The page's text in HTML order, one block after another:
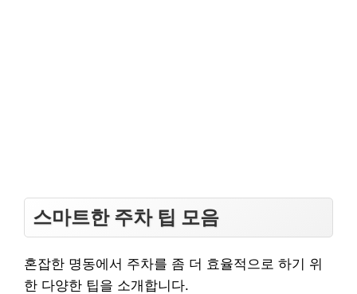
스마트한 주차 팁 모음
혼잡한 명동에서 주차를 좀 더 효율적으로 하기 위
한 다양한 팁을 소개합니다.